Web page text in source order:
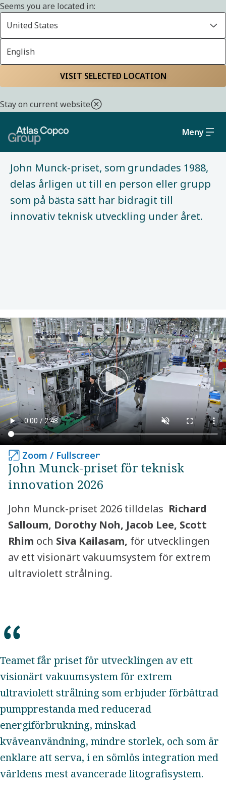
Seems you are located in:
United States
English
VISIT SELECTED LOCATION
Stay on current website
Meny
Start Om oss Våra priser
VÅRA PRISER
John Munck-priset
John Munck-priset, som grundades 1988,
delas årligen ut till en person eller grupp
som på bästa sätt har bidragit till
innovativ teknisk utveckling under året.
Zoom / Fullscreen
Zoom / Fullscreen
John Munck-priset för teknisk
innovation 2026
John Munck-priset 2026 tilldelas Richard
Salloum​, Dorothy Noh, Jacob Lee​, Scott
Rhim​ och Siva Kailasam, för utvecklingen
av ett visionärt vakuumsystem för extrem
ultraviolett strålning.
Teamet får priset för utvecklingen av ett
visionärt vakuumsystem för extrem
ultraviolett strålning som erbjuder förbättrad
pumpprestanda med reducerad
energiförbrukning, minskad
kväveanvändning, mindre storlek, och som är
enklare att serva, i en sömlös integration med
världens mest avancerade litografisystem.